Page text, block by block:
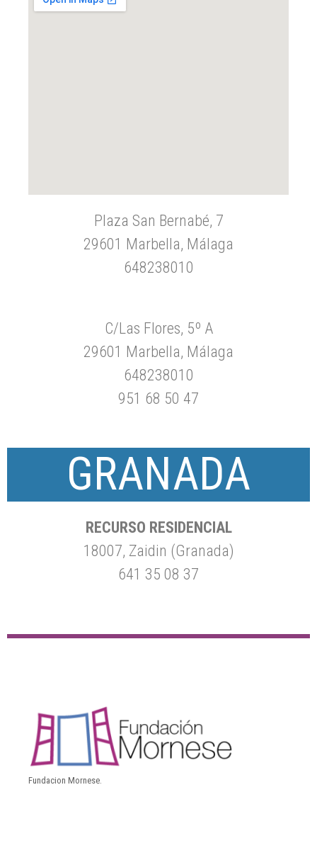
Plaza San Bernabé, 7
29601 Marbella, Málaga
648238010
C/Las Flores, 5º A
29601 Marbella, Málaga
648238010
951 68 50 47
GRANADA
RECURSO RESIDENCIAL
18007, Zaidin (Granada)
641 35 08 37
Fundacion Mornese.